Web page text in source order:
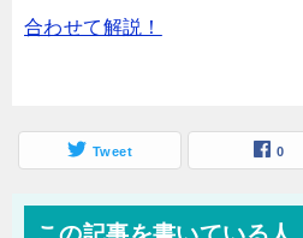
合わせて解説！
Tweet 0